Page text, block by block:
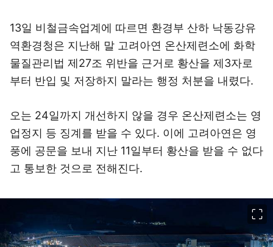
13일 비철금속업계에 따르면 환경부 산하 낙동강유
역환경청은 지난해 말 고려아연 온산제련소에 화학
물질관리법 제27조 위반을 근거로 황산을 제3자로
부터 반입 및 저장하지 말라는 행정 처분을 내렸다.
오는 24일까지 개선하지 않을 경우 온산제련소는 영
업정지 등 징계를 받을 수 있다. 이에 고려아연은 영
풍에 공문을 보내 지난 11일부터 황산을 받을 수 없다
고 통보한 것으로 전해진다.